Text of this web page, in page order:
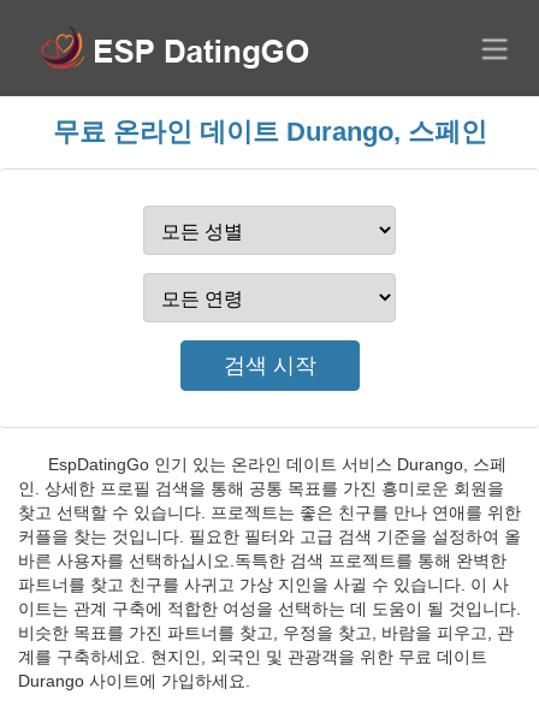
무료 온라인 데이트 Durango, 스페인
EspDatingGo 인기 있는 온라인 데이트 서비스 Durango, 스페
인. 상세한 프로필 검색을 통해 공통 목표를 가진 흥미로운 회원을
찾고 선택할 수 있습니다. 프로젝트는 좋은 친구를 만나 연애를 위한
커플을 찾는 것입니다. 필요한 필터와 고급 검색 기준을 설정하여 올
바른 사용자를 선택하십시오.독특한 검색 프로젝트를 통해 완벽한
파트너를 찾고 친구를 사귀고 가상 지인을 사귈 수 있습니다. 이 사
이트는 관계 구축에 적합한 여성을 선택하는 데 도움이 될 것입니다.
비슷한 목표를 가진 파트너를 찾고, 우정을 찾고, 바람을 피우고, 관
계를 구축하세요. 현지인, 외국인 및 관광객을 위한 무료 데이트
Durango 사이트에 가입하세요.